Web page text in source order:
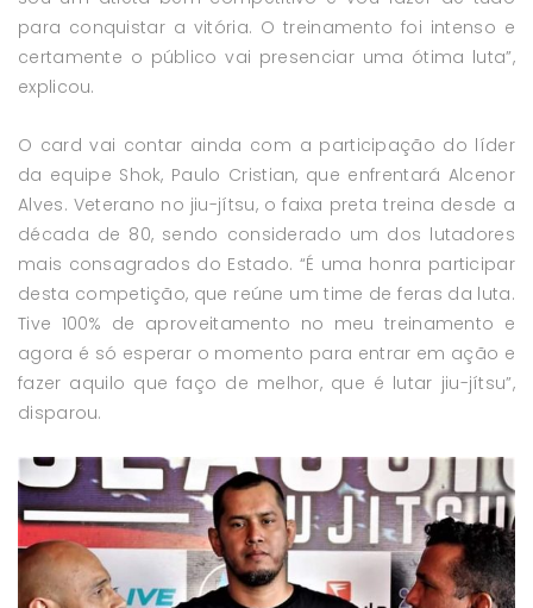
para conquistar a vitória. O treinamento foi intenso e
certamente o público vai presenciar uma ótima luta”,
explicou.
O card vai contar ainda com a participação do líder
da equipe Shok, Paulo Cristian, que enfrentará Alcenor
Alves. Veterano no jiu-jítsu, o faixa preta treina desde a
década de 80, sendo considerado um dos lutadores
mais consagrados do Estado. “É uma honra participar
desta competição, que reúne um time de feras da luta.
Tive 100% de aproveitamento no meu treinamento e
agora é só esperar o momento para entrar em ação e
fazer aquilo que faço de melhor, que é lutar jiu-jítsu”,
disparou.